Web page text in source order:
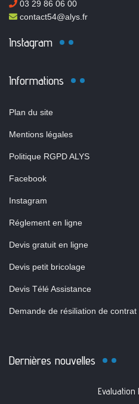
03 29 86 06 00
contact54@alys.fr
Instagram
Informations
Plan du site
Mentions légales
Politique RGPD ALYS
Facebook
Instagram
Réglement en ligne
Devis gratuit en ligne
Devis petit bricolage
Devis Télé Assistance
Demande de résiliation de contrat
Dernières nouvelles